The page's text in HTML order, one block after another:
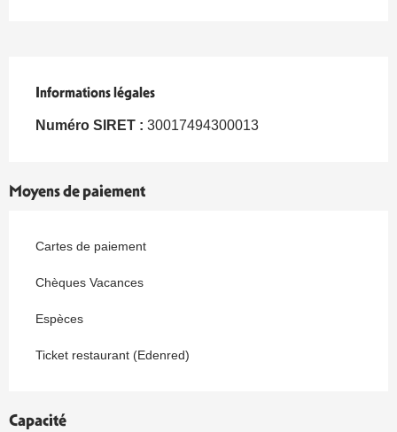
Informations légales
Informations légales
Numéro SIRET : 30017494300013
Moyens de paiement
Cartes de paiement
Chèques Vacances
Espèces
Ticket restaurant (Edenred)
Capacité